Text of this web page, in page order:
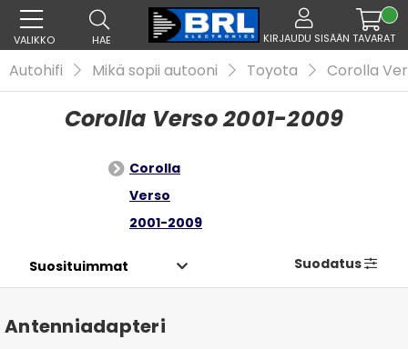
VALIKKO HAE KIRJAUDU SISÄÄN TAVARAT
Autohifi Mikä sopii autooni Toyota Corolla
Corolla Verso 2001-2009
Corolla
Verso
2001-2009
Suodatus
Antenniadapteri